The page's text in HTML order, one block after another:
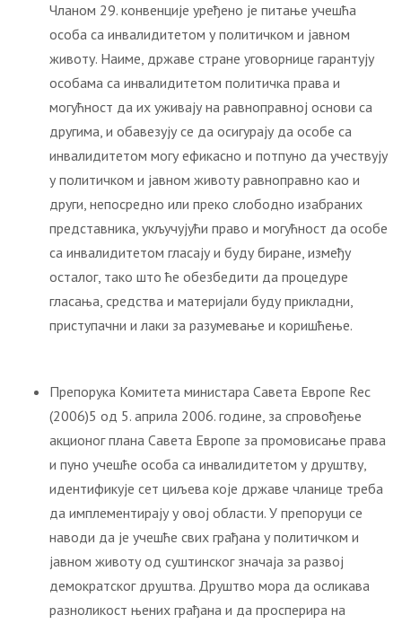
Чланом 29. конвенције уређено је питање учешћа
особа са инвалидитетом у политичком и јавном
животу. Наиме, државе стране уговорнице гарантују
особама са инвалидитетом политичка права и
могућност да их уживају на равноправној основи са
другима, и обавезују се да осигурају да особе са
инвалидитетом могу ефикасно и потпуно да учествују
у политичком и јавном животу равноправно као и
други, непосредно или преко слободно изабраних
представника, укључујући право и могућност да особе
са инвалидитетом гласају и буду биране, између
осталог, тако што ће обезбедити да процедуре
гласања, средства и материјали буду прикладни,
приступачни и лаки за разумевање и коришћење.
Препорука Комитета министара Савета Европе Rec
(2006)5 од 5. априла 2006. године, за спровођење
акционог плана Савета Европе за промовисање права
и пуно учешће особа са инвалидитетом у друштву,
идентификује сет циљева које државе чланице треба
да имплементирају у овој области. У препоруци се
наводи да је учешће свих грађана у политичком и
јавном животу од суштинског значаја за развој
демократског друштва. Друштво мора да осликава
разноликост њених грађана и да просперира на